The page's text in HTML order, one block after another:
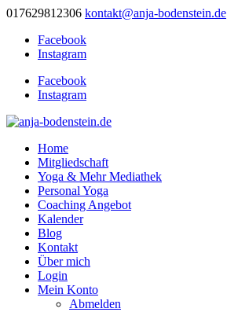
017629812306 kontakt@anja-bodenstein.de
Facebook
Instagram
Facebook
Instagram
Home
Mitgliedschaft
Yoga & Mehr Mediathek
Personal Yoga
Coaching Angebot
Kalender
Blog
Kontakt
Über mich
Login
Mein Konto
Abmelden